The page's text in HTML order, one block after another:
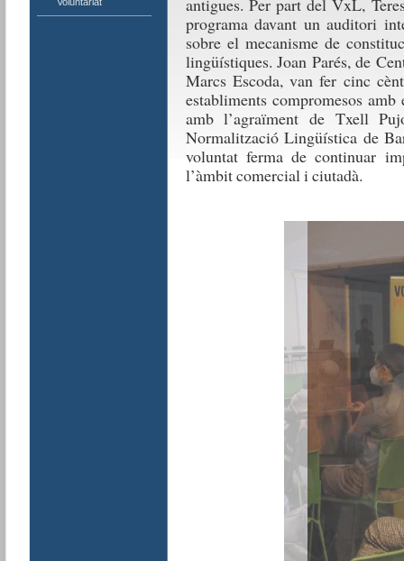
antigues. Per part del VxL,
programa davant un auditori
sobre el mecanisme de
lingüístiques. Joan Parés, de
Marcs Escoda, van fer cinc
establiments compromesos
amb l’agraïment de Txell
Normalització Lingüística de
voluntat ferma de continuar
l’àmbit comercial i ciutadà.